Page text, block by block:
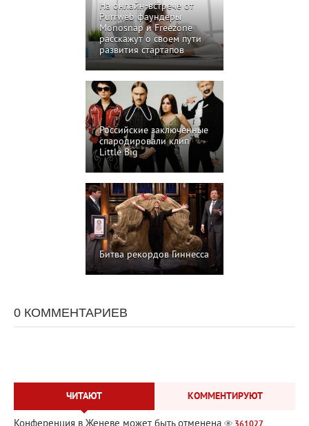
На онлайн-встрече от
Purrweb фаундеры
Monosnap и Freezone
расскажут о своем пути
развития стартапов
Российские заключенные
спародировали клип
Little Big
Битва рекордов Гиннесса
0 КОММЕНТАРИЕВ
ЧИТАЮТ КОММЕНТИРУЮТ